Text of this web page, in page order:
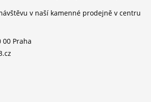
v naší kamenné prodejně v centru
00 Praha